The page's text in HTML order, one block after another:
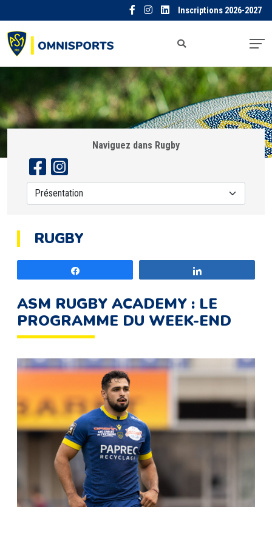
Inscriptions 2026-2027
Naviguez dans Rugby
RUGBY
ASM RUGBY ACADEMY : LE
PROGRAMME DU WEEK-END